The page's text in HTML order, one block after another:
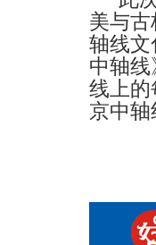
美与
轴线文
中轴
线上的
京中